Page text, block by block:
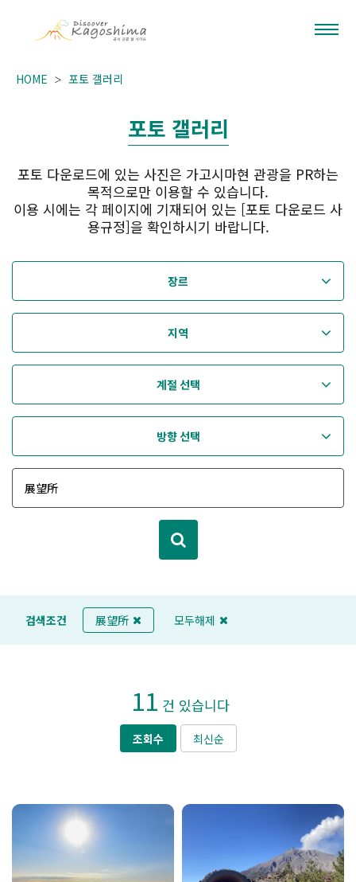
HOME 포토 갤러리
포토 갤러리
포토 다운로드에 있는 사진은 가고시마현 관광을 PR하는
목적으로만 이용할 수 있습니다.
이용 시에는 각 페이지에 기재되어 있는 [포토 다운로드 사
용규정]을 확인하시기 바랍니다.
장르
지역
계절 선택
방향 선택
검색조건 展望所 모두해제
11 건 있습니다
조회수 최신순